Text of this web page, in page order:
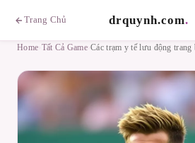
Trang Chủ drquynh.com.
Home Tất Cả Game›Các trạm y tế lưu động